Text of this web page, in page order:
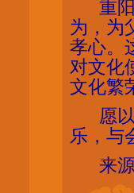
重
为，为
孝心。
对文化
文化繁
愿
乐，与
来